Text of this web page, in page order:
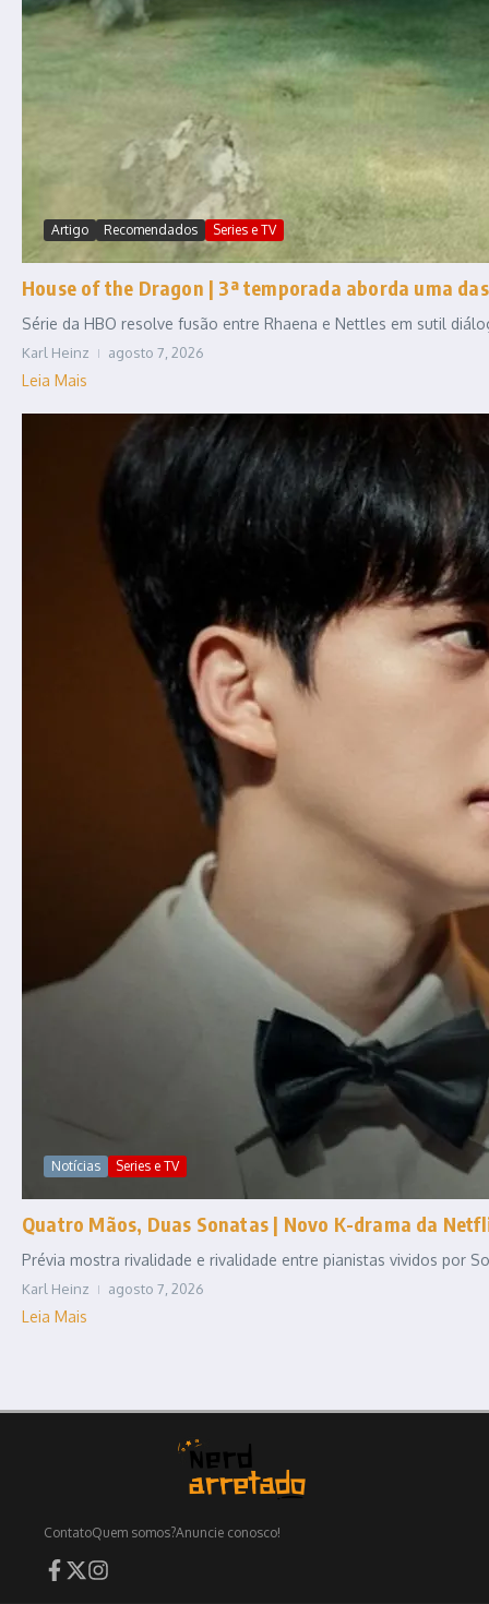
Artigo Recomendados Series e TV
House of the Dragon | 3ª temporada aborda uma
Série da HBO resolve fusão entre Rhaena e Nettles em sutil
Karl Heinz agosto 7, 2026
Leia Mais
Notícias Series e TV
Quatro Mãos, Duas Sonatas | Novo K-drama da
Prévia mostra rivalidade e rivalidade entre pianistas vividos por
Karl Heinz agosto 7, 2026
Leia Mais
ContatoQuem somos?Anuncie conosco!